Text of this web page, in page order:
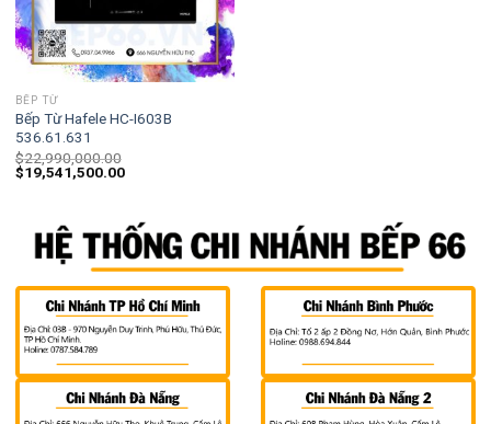
BẾP TỪ
Bếp Từ Hafele HC-I603B
536.61.631
$22,990,000.00
$19,541,500.00